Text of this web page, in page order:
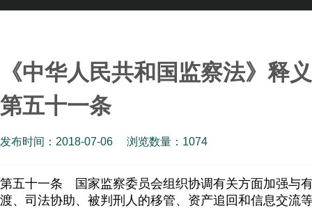
《中华人民共和国监察法》释
第五十一条
发布时间：2018-07-06 浏览数量： 1074
第五十一条 国家监察委员会组织协调有关方面加强与
渡、司法协助、被判刑人的移管、资产追回和信息交流